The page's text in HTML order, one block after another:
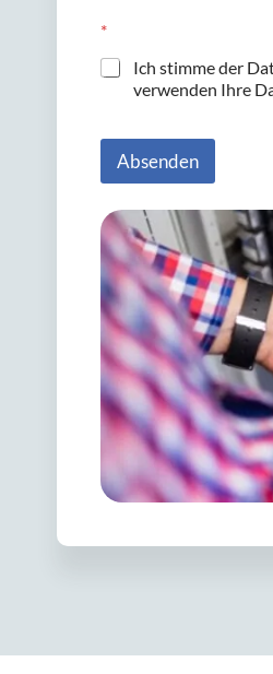
*
Ich stimme der
verwenden Ihre
Absenden